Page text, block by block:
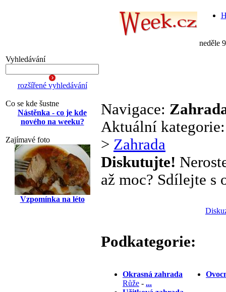
neděle
Vyhledávání
rozšířené vyhledávání
Co se kde šustne
Nástěnka - co je kde
nového na weeku?
Zajímavé foto
Vzpomínka na léto
Navigace:
Aktuální
> Zahrada
Diskutujte!
až moc? Sdílejte s
Podkategorie:
Okrasná zahrada
Růže - ...